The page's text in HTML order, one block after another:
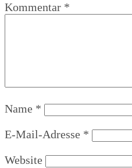
Kommentar *
Name *
E-Mail-Adresse *
Website